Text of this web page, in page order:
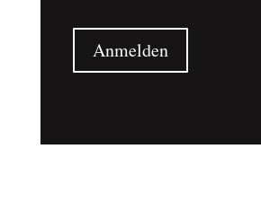
Anmelden